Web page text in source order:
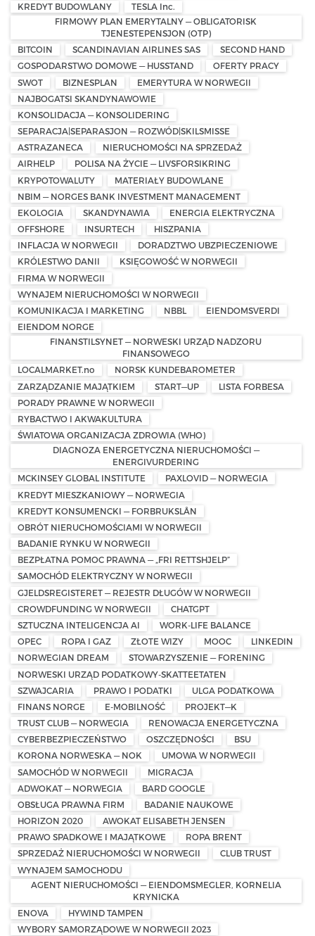
KREDYT BUDOWLANY
TESLA Inc.
FIRMOWY PLAN EMERYTALNY — OBLIGATORISK
TJENESTEPENSJON (OTP)
BITCOIN
SCANDINAVIAN AIRLINES SAS
SECOND HAND
GOSPODARSTWO DOMOWE — HUSSTAND
OFERTY PRACY
SWOT
BIZNESPLAN
EMERYTURA W NORWEGII
NAJBOGATSI SKANDYNAWOWIE
KONSOLIDACJA — KONSOLIDERING
SEPARACJA|SEPARASJON — ROZWÓD|SKILSMISSE
ASTRAZANECA
NIERUCHOMOŚCI NA SPRZEDAŻ
AIRHELP
POLISA NA ŻYCIE — LIVSFORSIKRING
KRYPOTOWALUTY
MATERIAŁY BUDOWLANE
NBIM — NORGES BANK INVESTMENT MANAGEMENT
EKOLOGIA
SKANDYNAWIA
ENERGIA ELEKTRYCZNA
OFFSHORE
INSURTECH
HISZPANIA
INFLACJA W NORWEGII
DORADZTWO UBZPIECZENIOWE
KRÓLESTWO DANII
KSIĘGOWOŚĆ W NORWEGII
FIRMA W NORWEGII
WYNAJEM NIERUCHOMOŚCI W NORWEGII
KOMUNIKACJA I MARKETING
NBBL
EIENDOMSVERDI
EIENDOM NORGE
FINANSTILSYNET — NORWESKI URZĄD NADZORU
FINANSOWEGO
LOCALMARKET.no
NORSK KUNDEBAROMETER
ZARZĄDZANIE MAJĄTKIEM
START—UP
LISTA FORBESA
PORADY PRAWNE W NORWEGII
RYBACTWO I AKWAKULTURA
ŚWIATOWA ORGANIZACJA ZDROWIA (WHO)
DIAGNOZA ENERGETYCZNA NIERUCHOMOŚCI —
ENERGIVURDERING
MCKINSEY GLOBAL INSTITUTE
PAXLOVID — NORWEGIA
KREDYT MIESZKANIOWY — NORWEGIA
KREDYT KONSUMENCKI — FORBRUKSLÅN
OBRÓT NIERUCHOMOŚCIAMI W NORWEGII
BADANIE RYNKU W NORWEGII
BEZPŁATNA POMOC PRAWNA — „FRI RETTSHJELP”
SAMOCHÓD ELEKTRYCZNY W NORWEGII
GJELDSREGISTERET — REJESTR DŁUGÓW W NORWEGII
CROWDFUNDING W NORWEGII
CHATGPT
SZTUCZNA INTELIGENCJA AI
WORK-LIFE BALANCE
OPEC
ROPA I GAZ ZŁOTE WIZY MOOC
LINKEDIN
NORWEGIAN DREAM
STOWARZYSZENIE — FORENING
NORWESKI URZĄD PODATKOWY-SKATTEETATEN
SZWAJCARIA
PRAWO I PODATKI
ULGA PODATKOWA
FINANS NORGE
E-MOBILNOŚĆ
PROJEKT—K
TRUST CLUB — NORWEGIA
RENOWACJA ENERGETYCZNA
CYBERBEZPIECZEŃSTWO
OSZCZĘDNOŚCI
BSU
KORONA NORWESKA — NOK
UMOWA W NORWEGII
SAMOCHÓD W NORWEGII
MIGRACJA
ADWOKAT — NORWEGIA
BARD GOOGLE
OBSŁUGA PRAWNA FIRM
BADANIE NAUKOWE
HORIZON 2020
AWOKAT ELISABETH JENSEN
PRAWO SPADKOWE I MAJĄTKOWE
ROPA BRENT
SPRZEDAŻ NIERUCHOMOŚCI W NORWEGII
CLUB TRUST
WYNAJEM SAMOCHODU
AGENT NIERUCHOMOŚCI — EIENDOMSMEGLER, KORNELIA
KRYNICKA
ENOVA
HYWIND TAMPEN
WYBORY SAMORZĄDOWE W NORWEGII 2023